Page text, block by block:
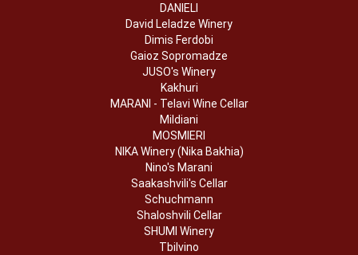
DANIELI
David Leladze Winery
Dimis Ferdobi
Gaioz Sopromadze
JUSO's Winery
Kakhuri
MARANI - Telavi Wine Cellar
Mildiani
MOSMIERI
NIKA Winery (Nika Bakhia)
Nino's Marani
Saakashvili's Cellar
Schuchmann
Shaloshvili Cellar
SHUMI Winery
Tbilvino